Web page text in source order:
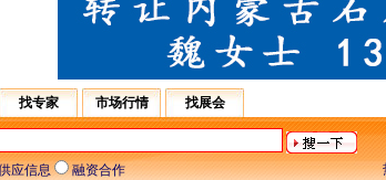
找专家 市场行情 找展会
应信息 融资合作